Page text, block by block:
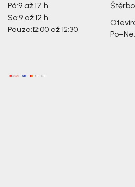
Pá:9 až 17 h
So:9 až 12 h
Pauza:12:00 až 12:30
Po–Ne: